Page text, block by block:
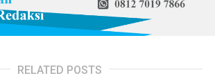
RELATED POSTS